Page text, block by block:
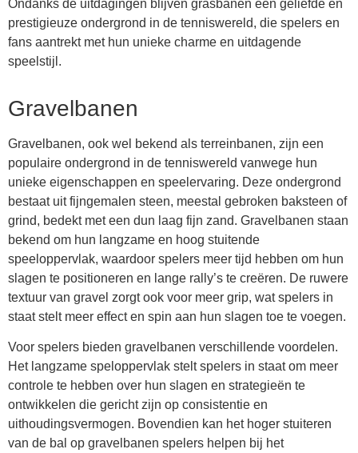
Ondanks de uitdagingen blijven grasbanen een geliefde en
prestigieuze ondergrond in de tenniswereld, die spelers en
fans aantrekt met hun unieke charme en uitdagende
speelstijl.
Gravelbanen
Gravelbanen, ook wel bekend als terreinbanen, zijn een
populaire ondergrond in de tenniswereld vanwege hun
unieke eigenschappen en speelervaring. Deze ondergrond
bestaat uit fijngemalen steen, meestal gebroken baksteen of
grind, bedekt met een dun laag fijn zand. Gravelbanen staan
bekend om hun langzame en hoog stuitende
speeloppervlak, waardoor spelers meer tijd hebben om hun
slagen te positioneren en lange rally’s te creëren. De ruwere
textuur van gravel zorgt ook voor meer grip, wat spelers in
staat stelt meer effect en spin aan hun slagen toe te voegen.
Voor spelers bieden gravelbanen verschillende voordelen.
Het langzame speloppervlak stelt spelers in staat om meer
controle te hebben over hun slagen en strategieën te
ontwikkelen die gericht zijn op consistentie en
uithoudingsvermogen. Bovendien kan het hoger stuiteren
van de bal op gravelbanen spelers helpen bij het